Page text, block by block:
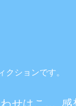
ションです。
お問い合わせはこちらから